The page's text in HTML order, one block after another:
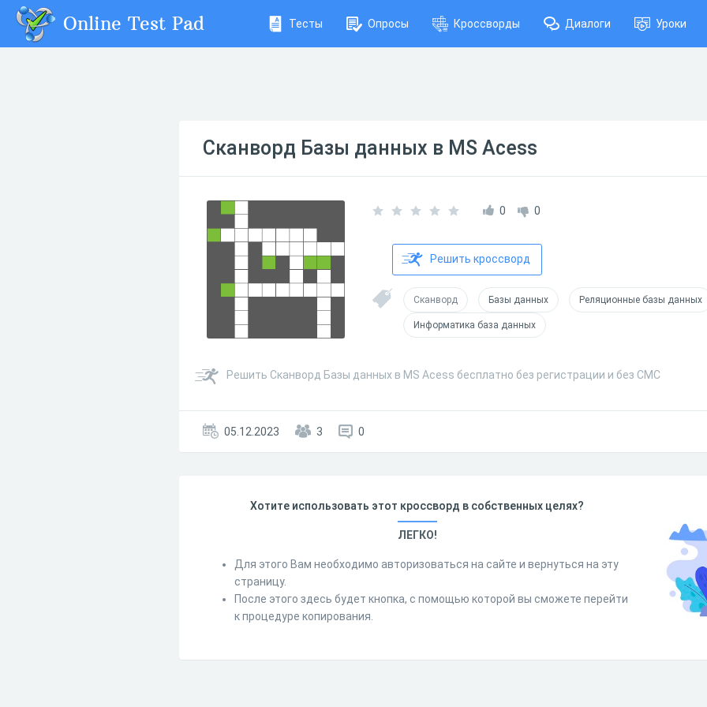
Online Test Pad Тесты Опросы Кроссворды Диалоги Уроки
Сканворд Базы данных в MS Acess
0 0
Решить кроссворд
Сканворд Базы данных Реляционные базы данных
Информатика база данных
Решить Сканворд Базы данных в MS Acess бесплатно без регистрации и без СМС
05.12.2023 3 0
Хотите использовать этот кроссворд в собственных целях?
ЛЕГКО!
Для этого Вам необходимо авторизоваться на сайте и вернуться на эту
страницу.
После этого здесь будет кнопка, с помощью которой вы сможете перейти
к процедуре копирования.